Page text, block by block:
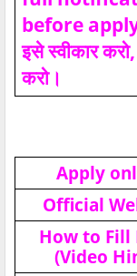
before
इसे स्वीकार
करो।
Apply
Official
How to Fill
(Video